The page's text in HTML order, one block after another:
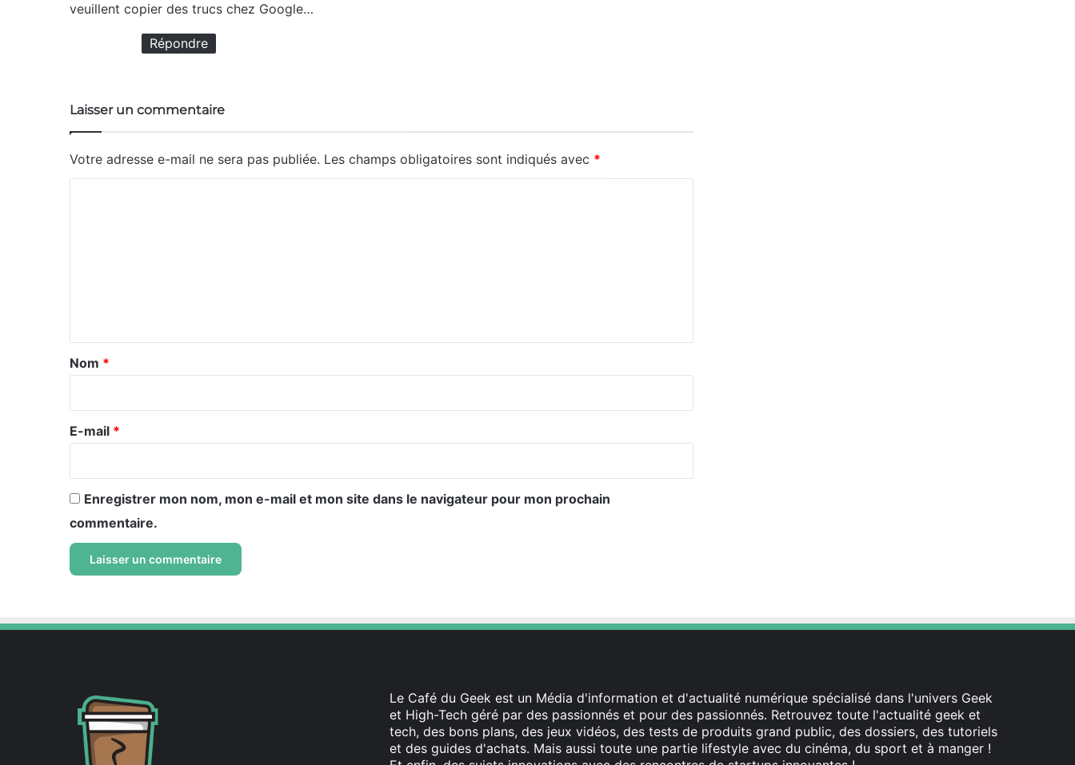
veuillent copier des trucs chez Google…
Répondre
Laisser un commentaire
Votre adresse e-mail ne sera pas publiée. Les champs obligatoires sont indiqués avec *
a
r
e
Nom *
E-mail *
Enregistrer mon nom, mon e-mail et mon site dans le navigateur pour mon prochain
commentaire.
Le Café du Geek est un Média d'information et d'actualité numérique spécialisé dans l'univers Geek
et High-Tech géré par des passionnés et pour des passionnés. Retrouvez toute l'actualité geek et
tech, des bons plans, des jeux vidéos, des tests de produits grand public, des dossiers, des tutoriels
et des guides d'achats. Mais aussi toute une partie lifestyle avec du cinéma, du sport et à manger !